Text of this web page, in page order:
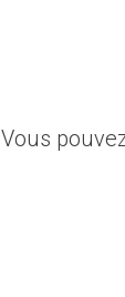
Vous